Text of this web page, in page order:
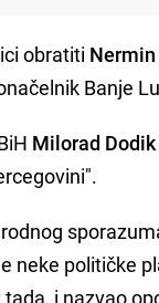
obratiti
Banje
Milorad
neke političke
i nazvao